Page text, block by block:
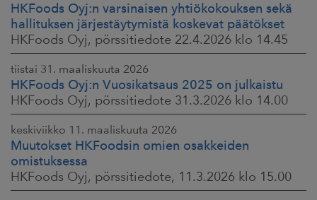
HKFoods Oyj:n varsinaisen yhtiökokouksen sekä
hallituksen järjestäytymistä koskevat päätökset
HKFoods Oyj, pörssitiedote 22.4.2026 klo 14.45
tiistai 31. maaliskuuta 2026
HKFoods Oyj:n Vuosikatsaus 2025 on julkaistu
HKFoods Oyj, pörssitiedote 31.3.2026 klo 14.00
keskiviikko 11. maaliskuuta 2026
Muutokset HKFoodsin omien osakkeiden
omistuksessa
HKFoods Oyj, pörssitiedote, 11.3.2026 klo 15.00